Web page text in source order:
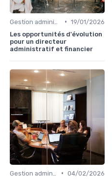
• 19/01/2026
Les opportunités d'évolution
pour un directeur
administratif et financier
• 04/02/2026